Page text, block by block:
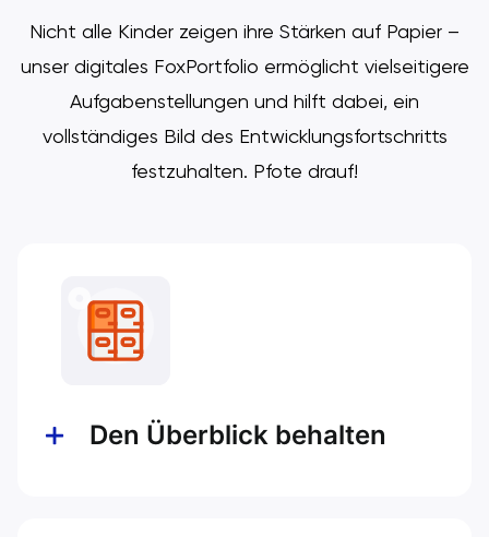
Nicht alle Kinder zeigen ihre Stärken auf Papier –
unser digitales FoxPortfolio ermöglicht vielseitigere
Aufgabenstellungen und hilft dabei, ein
vollständiges Bild des Entwicklungsfortschritts
festzuhalten. Pfote drauf!
Den Überblick behalten